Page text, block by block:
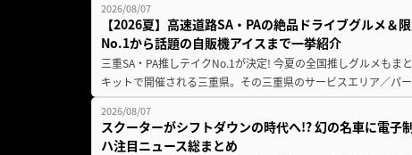
2026/08/07
【2026夏】高速道路SA・PAの絶品ドライブグルメ＆
No.1から話題の自販機アイスまで一挙紹介
三重SA・PA推しテイクNo.1が決定! 今夏の全国推しグルメもま
キットで開催される三重県。その三重県のサービスエリア／パ
2026/08/07
スクーターがシフトダウンの時代へ!? 幻の名車に電子
ハ注目ニュース総まとめ